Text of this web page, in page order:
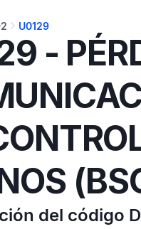
U0129
-
del código